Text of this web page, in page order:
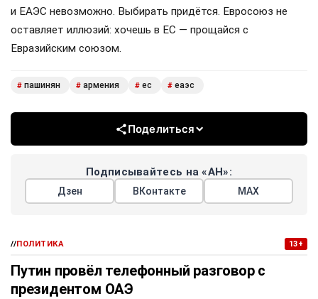
и ЕАЭС невозможно. Выбирать придётся. Евросоюз не
оставляет иллюзий: хочешь в ЕС — прощайся с
Евразийским союзом.
# пашинян # армения # ес # еаэс
Поделиться
Подписывайтесь на «АН»:
Дзен ВКонтакте МАХ
//ПОЛИТИКА 13+
Путин провёл телефонный разговор с
президентом ОАЭ